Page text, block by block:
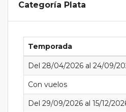
Categoría Plata
Temporada
Del 28/04/2026 al 24/09/
Con vuelos
Del 29/09/2026 al 15/12/